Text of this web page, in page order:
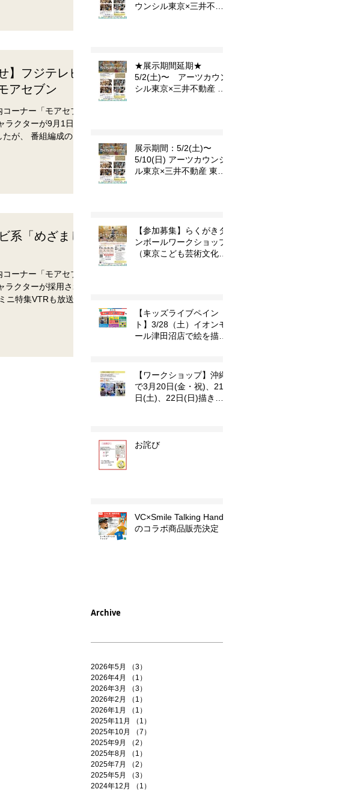
】フジテレビ
アセブン
ーナー「モアセブ
クターが9月1日か
が、 番組編成の都
系「めざまし
ーナー「モアセブ
クターが採用され
ニ特集VTRも放送さ
ウンシル東京×三井不動
★展示期間延期★
5/2(土)〜 アーツカウン
シル東京×三井不動産 東
展示期間：5/2(土)〜
5/10(日) アーツカウンシ
ル東京×三井不動産 東京
【参加募集】らくがきダ
ンボールワークショップ
（東京こども芸術文化プ
【キッズライブペイン
ト】3/28（土）イオンモ
ール津田沼店で絵を描き
【ワークショップ】沖縄
で3月20日(金・祝)、21
日(土)、22日(日)描きま
お詫び
VC×Smile Talking Hands
のコラボ商品販売決定
Archive
2026年5月 （3）
2026年4月
（1）
2026年3月
（3）
2026年2月
（1）
2026年1月
（1）
2025年11月
（1）
2025年10月
（7）
2025年9月
（2）
2025年8月
（1）
2025年7月
（2）
2025年5月
（3）
2024年12月
（1）